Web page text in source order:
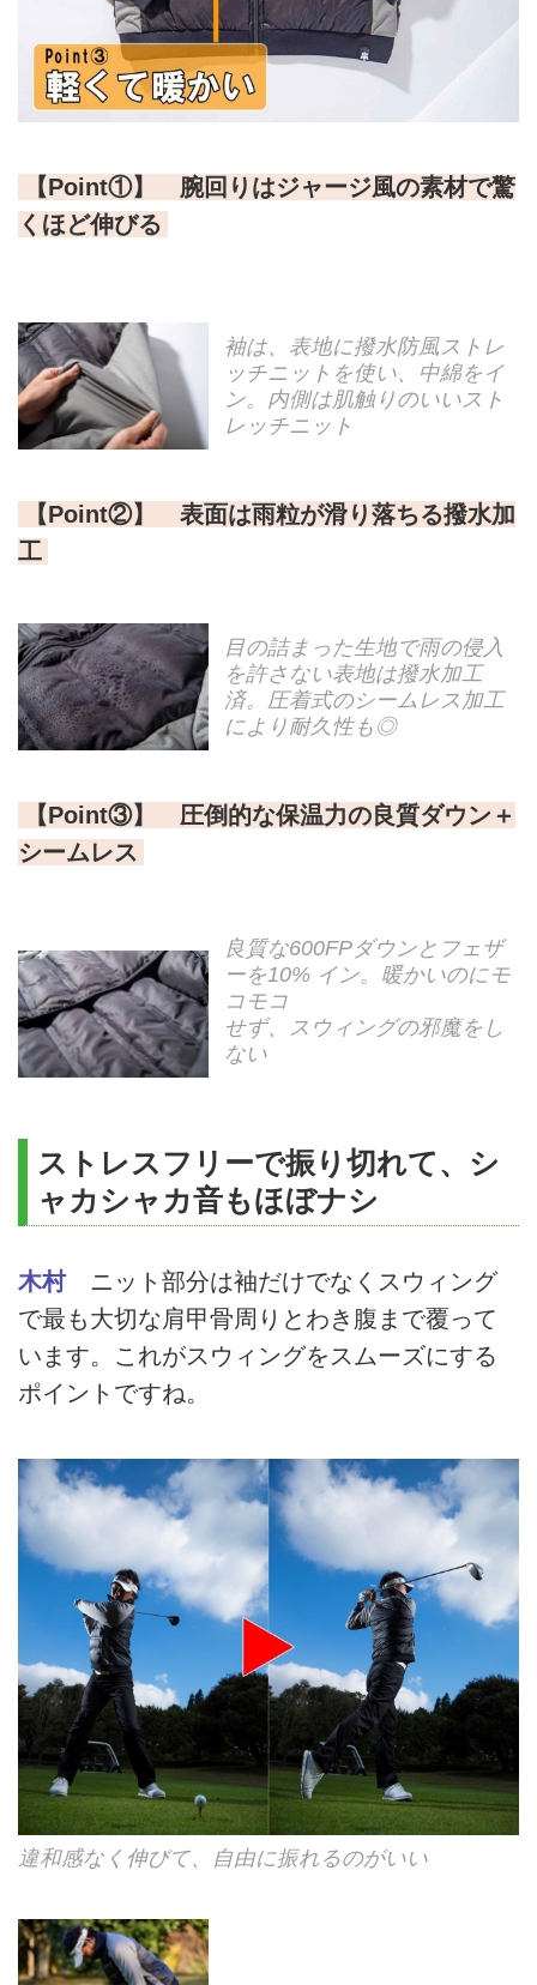
【Point①】 腕回りはジャージ風の素材で驚
くほど伸びる
袖は、表地に撥水防風ストレ
ッチニットを使い、中綿をイ
ン。内側は肌触りのいいスト
レッチニット
【Point②】 表面は雨粒が滑り落ちる撥水加
工
目の詰まった生地で雨の侵入
を許さない表地は撥水加工
済。圧着式のシームレス加工
により耐久性も◎
【Point③】 圧倒的な保温力の良質ダウン＋
シームレス
良質な600FPダウンとフェザ
ーを10% イン。暖かいのにモ
コモコ
せず、スウィングの邪魔をし
ない
ストレスフリーで振り切れて、シ
ャカシャカ音もほぼナシ
木村ニット部分は袖だけでなくスウィング
で最も大切な肩甲骨周りとわき腹まで覆って
います。これがスウィングをスムーズにする
ポイントですね。
違和感なく伸びて、自由に振れるのがいい